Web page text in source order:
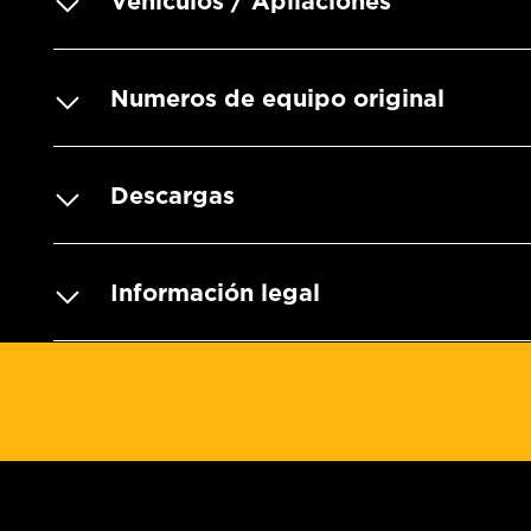
Numeros de equipo original
Descargas
Información legal